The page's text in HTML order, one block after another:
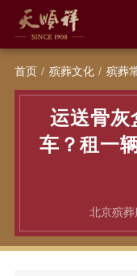
首页 殡葬文化 殡葬
运送骨灰
车？租一
北京殡葬